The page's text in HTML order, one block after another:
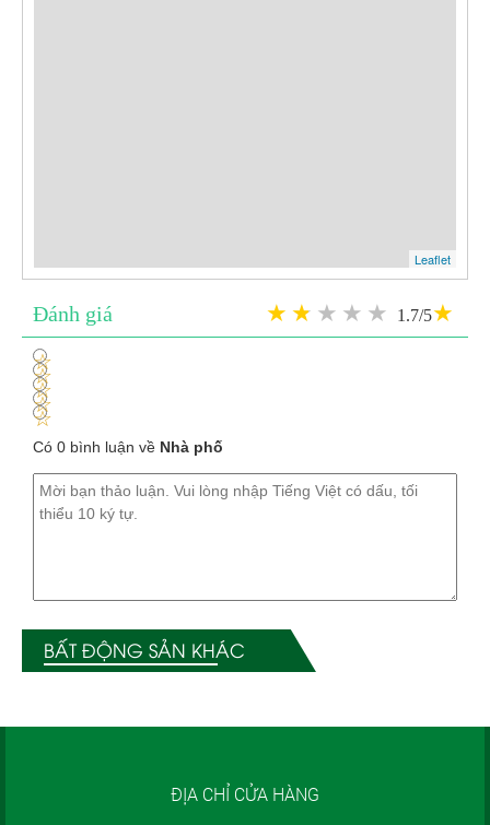
Leaflet
Đánh giá 1.7/5
1
2
3
4
5
Có 0 bình luận về Nhà phố
BẤT ĐỘNG SẢN KHÁC
ĐỊA CHỈ CỬA HÀNG